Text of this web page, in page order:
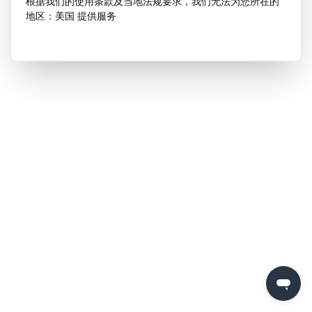
地区：美国 提供服务